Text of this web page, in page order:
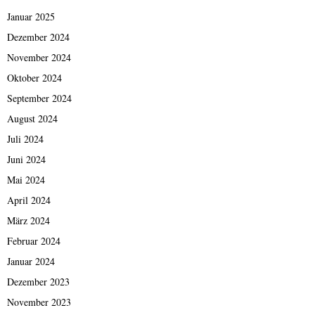
Januar 2025
Dezember 2024
November 2024
Oktober 2024
September 2024
August 2024
Juli 2024
Juni 2024
Mai 2024
April 2024
März 2024
Februar 2024
Januar 2024
Dezember 2023
November 2023